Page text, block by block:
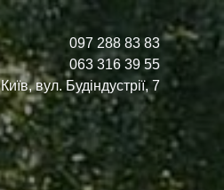
097 288 83 83
063 316 39 55
Київ, вул. Будіндустрії, 7